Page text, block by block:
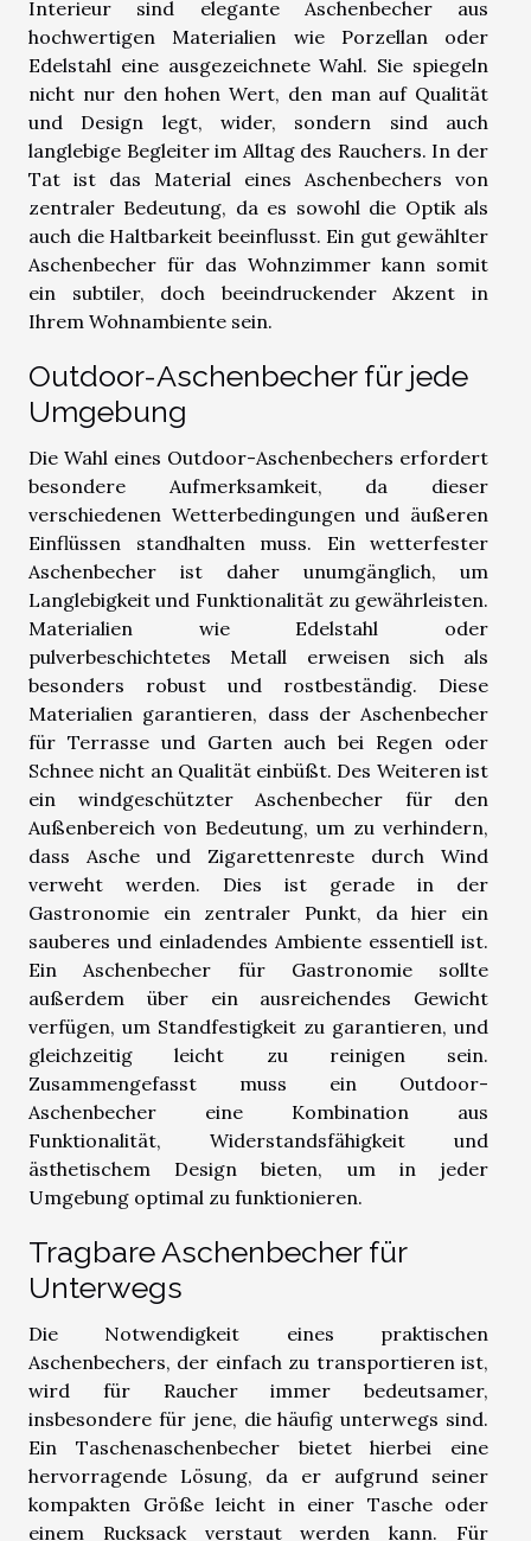
Interieur sind elegante Aschenbecher aus
hochwertigen Materialien wie Porzellan oder
Edelstahl eine ausgezeichnete Wahl. Sie spiegeln
nicht nur den hohen Wert, den man auf Qualität
und Design legt, wider, sondern sind auch
langlebige Begleiter im Alltag des Rauchers. In der
Tat ist das Material eines Aschenbechers von
zentraler Bedeutung, da es sowohl die Optik als
auch die Haltbarkeit beeinflusst. Ein gut gewählter
Aschenbecher für das Wohnzimmer kann somit
ein subtiler, doch beeindruckender Akzent in
Ihrem Wohnambiente sein.
Outdoor-Aschenbecher für jede
Umgebung
Die Wahl eines Outdoor-Aschenbechers erfordert
besondere Aufmerksamkeit, da dieser
verschiedenen Wetterbedingungen und äußeren
Einflüssen standhalten muss. Ein wetterfester
Aschenbecher ist daher unumgänglich, um
Langlebigkeit und Funktionalität zu gewährleisten.
Materialien wie Edelstahl oder
pulverbeschichtetes Metall erweisen sich als
besonders robust und rostbeständig. Diese
Materialien garantieren, dass der Aschenbecher
für Terrasse und Garten auch bei Regen oder
Schnee nicht an Qualität einbüßt. Des Weiteren ist
ein windgeschützter Aschenbecher für den
Außenbereich von Bedeutung, um zu verhindern,
dass Asche und Zigarettenreste durch Wind
verweht werden. Dies ist gerade in der
Gastronomie ein zentraler Punkt, da hier ein
sauberes und einladendes Ambiente essentiell ist.
Ein Aschenbecher für Gastronomie sollte
außerdem über ein ausreichendes Gewicht
verfügen, um Standfestigkeit zu garantieren, und
gleichzeitig leicht zu reinigen sein.
Zusammengefasst muss ein Outdoor-
Aschenbecher eine Kombination aus
Funktionalität, Widerstandsfähigkeit und
ästhetischem Design bieten, um in jeder
Umgebung optimal zu funktionieren.
Tragbare Aschenbecher für
Unterwegs
Die Notwendigkeit eines praktischen
Aschenbechers, der einfach zu transportieren ist,
wird für Raucher immer bedeutsamer,
insbesondere für jene, die häufig unterwegs sind.
Ein Taschenaschenbecher bietet hierbei eine
hervorragende Lösung, da er aufgrund seiner
kompakten Größe leicht in einer Tasche oder
einem Rucksack verstaut werden kann. Für